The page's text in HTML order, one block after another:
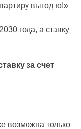
выгодно!»
года, а ставку
за счет
возможна только